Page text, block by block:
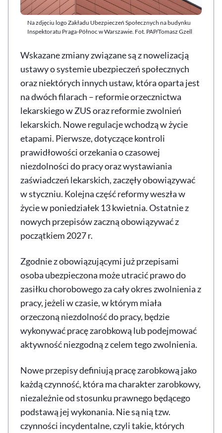
Na zdjęciu logo Zakładu Ubezpieczeń Społecznych na budynku
Inspektoratu Praga-Północ w Warszawie. Fot. PAP/Tomasz Gzell
Wskazane zmiany związane są z nowelizacją
ustawy o systemie ubezpieczeń społecznych
oraz niektórych innych ustaw, która oparta jest
na dwóch filarach – reformie orzecznictwa
lekarskiego w ZUS oraz reformie zwolnień
lekarskich. Nowe regulacje wchodzą w życie
etapami. Pierwsze, dotyczące kontroli
prawidłowości orzekania o czasowej
niezdolności do pracy oraz wystawiania
zaświadczeń lekarskich, zaczęły obowiązywać
w styczniu. Kolejna część reformy weszła w
życie w poniedziałek 13 kwietnia. Ostatnie z
nowych przepisów zaczną obowiązywać z
początkiem 2027 r.
Zgodnie z obowiązującymi już przepisami
osoba ubezpieczona może utracić prawo do
zasiłku chorobowego za cały okres zwolnienia z
pracy, jeżeli w czasie, w którym miała
orzeczoną niezdolność do pracy, będzie
wykonywać pracę zarobkową lub podejmować
aktywność niezgodną z celem tego zwolnienia.
Nowe przepisy definiują pracę zarobkową jako
każdą czynność, która ma charakter zarobkowy,
niezależnie od stosunku prawnego będącego
podstawą jej wykonania. Nie są nią tzw.
czynności incydentalne, czyli takie, których